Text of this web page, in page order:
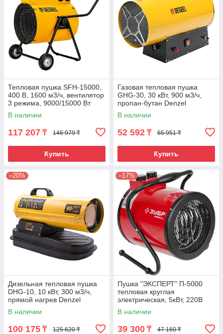
Тепловая пушка SFH-15000,
400 В, 1600 м3/ч, вентилятор
3 режима, 9000/15000 Вт
Denzel
В наличии
117 207 ₸ 146 979 ₸
Купить
Газовая тепловая пушка
GHG-30, 30 кВт, 900 м3/ч,
пропан-бутан Denzel
В наличии
52 592 ₸ 65 951 ₸
Купить
–20%
Дизельная тепловая пушка
DHG-10, 10 кВт, 300 м3/ч,
прямой нагрев Denzel
В наличии
100 175 ₸ 125 620 ₸
–17%
Пушка "ЭКСПЕРТ" П-5000
тепловая круглая
электрическая, 5кВт, 220В
В наличии
39 300 ₸ 47 160 ₸